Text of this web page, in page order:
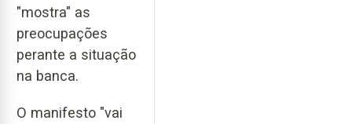
"mostra" as
preocupações
perante a situação
na banca.
O manifesto "vai